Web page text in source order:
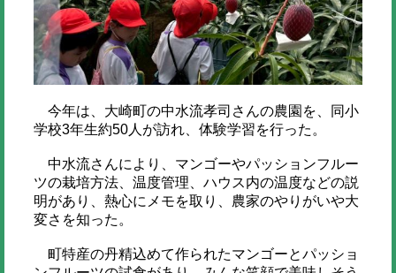
今年は、大崎町の中水流孝司さんの農園を、同小
学校3年生約50人が訪れ、体験学習を行った。
中水流さんにより、マンゴーやパッションフルー
ツの栽培方法、温度管理、ハウス内の温度などの説
明があり、熱心にメモを取り、農家のやりがいや大
変さを知った。
町特産の丹精込めて作られたマンゴーとパッショ